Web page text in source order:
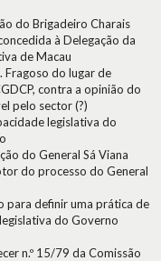
do Brigadeiro Charais
à Delegação da
de Macau
Fragoso do lugar de
contra a opinião do
pelo sector (?)
legislativa do
do General Sá Viana
do processo do General
para definir uma prática de
do Governo
n.º 15/79 da Comissão